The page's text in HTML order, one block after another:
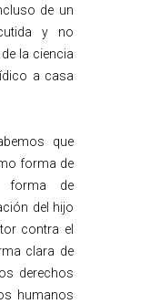
de un
y no
la ciencia
a casa
que
forma de
forma de
del hijo
contra el
clara de
derechos
humanos